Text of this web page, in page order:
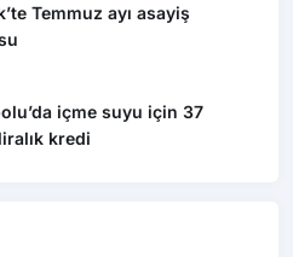
Temmuz ayı asayiş
içme suyu için 37
kredi